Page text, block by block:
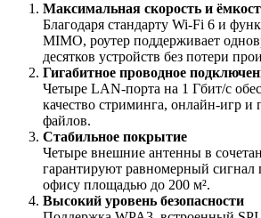
Максимальная скорость и
Благодаря стандарту Wi-Fi 6 и
MIMO, роутер поддерживает
десятков устройств без потери
Гигабитное проводное
Четыре LAN-порта на 1 Гбит/с
качество стриминга, онлайн-игр и
файлов.
Стабильное покрытие
Четыре внешние антенны в
гарантируют равномерный сигнал
офису площадью до 200 м².
Высокий уровень безопасности